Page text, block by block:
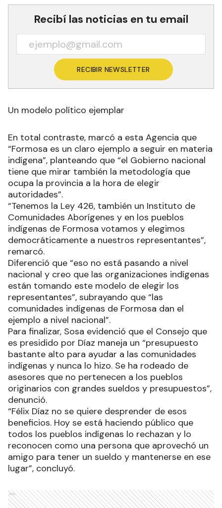
Recibí las noticias en tu email
RECIBIR NEWSLETTER
Un modelo político ejemplar
En total contraste, marcó a esta Agencia que
“Formosa es un claro ejemplo a seguir en materia
indígena”, planteando que “el Gobierno nacional
tiene que mirar también la metodología que
ocupa la provincia a la hora de elegir
autoridades”.
“Tenemos la Ley 426, también un Instituto de
Comunidades Aborígenes y en los pueblos
indígenas de Formosa votamos y elegimos
democráticamente a nuestros representantes”,
remarcó.
Diferenció que “eso no está pasando a nivel
nacional y creo que las organizaciones indígenas
están tomando este modelo de elegir los
representantes”, subrayando que “las
comunidades indígenas de Formosa dan el
ejemplo a nivel nacional”.
Para finalizar, Sosa evidenció que el Consejo que
es presidido por Díaz maneja un “presupuesto
bastante alto para ayudar a las comunidades
indígenas y nunca lo hizo. Se ha rodeado de
asesores que no pertenecen a los pueblos
originarios con grandes sueldos y presupuestos”,
denunció.
“Félix Díaz no se quiere desprender de esos
beneficios. Hoy se está haciendo público que
todos los pueblos indígenas lo rechazan y lo
reconocen como una persona que aprovechó un
amigo para tener un sueldo y mantenerse en ese
lugar”, concluyó.
Ads